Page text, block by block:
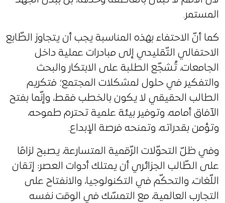
المستمر.
كما أنّ الاحتفاء بهذه المناسبة يجب أن يتجاوز الطّابع
الاحتفالي التّقليدي إلى مبادرات عملية داخل
الجامعات، تُشجّع الطلبة على الابتكار والبحث
والتفكير في حلول لمشكلات المجتمع؛ فتكريم
الطالب الحقيقي لا يكون بالخطب فقط، وإنّما بفتح
الآفاق أمامه، وتوفير بيئة علمية تحترم طموحه،
وتؤمن بقدراته، وتمنحه فرصة الإبداع.
وفي ظلّ التحوّلات الرّقمية المتسارعة، يصبح لزامًا
على الطّالب الجزائري أن يمتلك أدوات العصر: إتقان
اللّغات، والتحكّم في التكنولوجيا، والانفتاح على
التجارب العالمية، مع التمسّك في الوقت نفسه